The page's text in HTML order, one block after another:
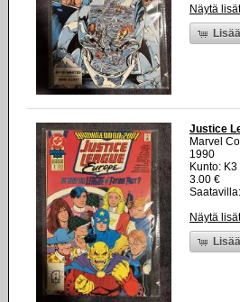
Näytä
Justice
Marvel
1990
Kunto:
3.00 €
Näytä